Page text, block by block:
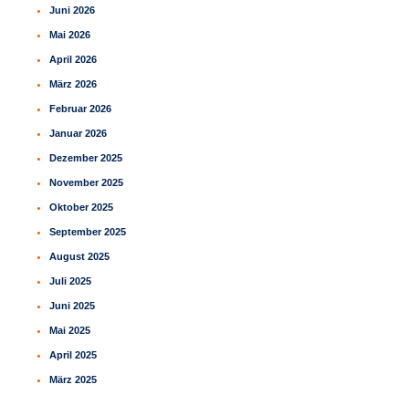
Juni 2026
Mai 2026
April 2026
März 2026
Februar 2026
Januar 2026
Dezember 2025
November 2025
Oktober 2025
September 2025
August 2025
Juli 2025
Juni 2025
Mai 2025
April 2025
März 2025